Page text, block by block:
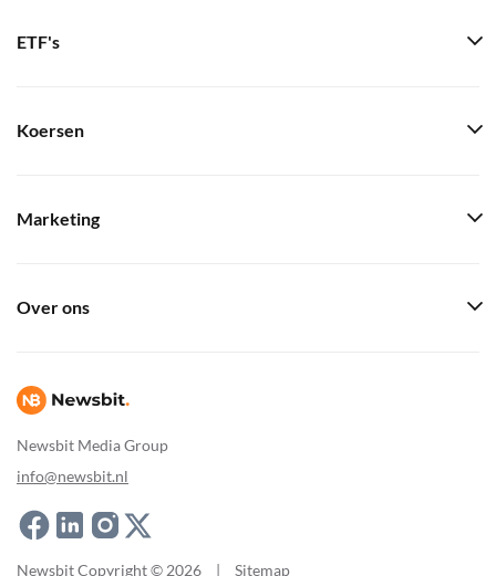
Newsbit Media Group
info@newsbit.nl
ETF's
Koersen
Marketing
Over ons
Newsbit Copyright © 2026 | Sitemap